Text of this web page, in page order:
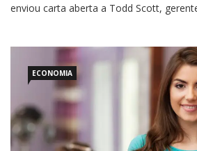
enviou carta aberta a Todd Scott,
formulação “clássica” dos Reese’s
baseada […]
ECONOMIA